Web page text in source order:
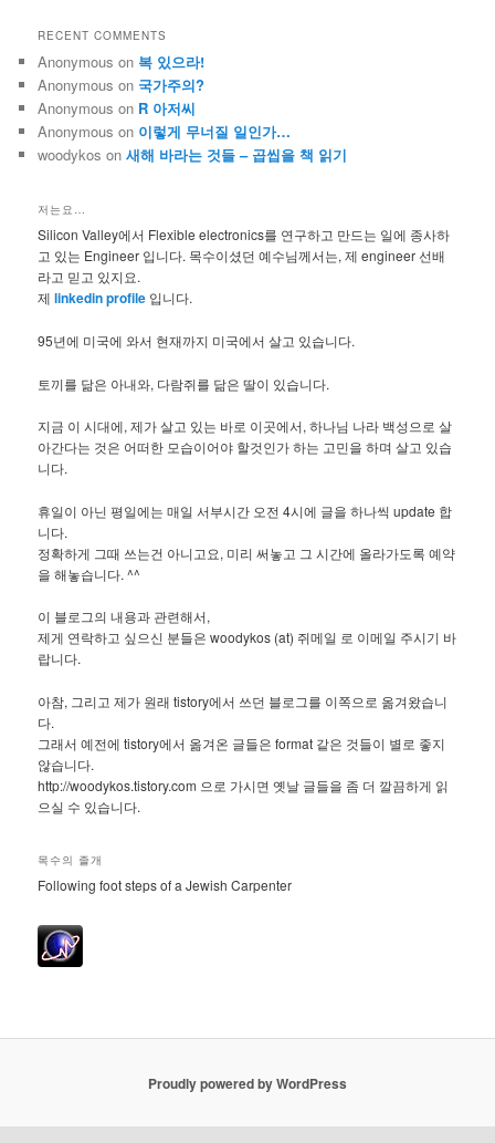
RECENT COMMENTS
Anonymous on 복 있으라!
Anonymous on 국가주의?
Anonymous on R 아저씨
Anonymous on 이렇게 무너질 일인가…
woodykos on새해 바라는 것들 – 곱씹을 책 읽기
저는요…
Silicon Valley에서 Flexible electronics를 연구하고 만드는 일에 종사하
고 있는 Engineer 입니다. 목수이셨던 예수님께서는, 제 engineer 선배
라고 믿고 있지요.
제linkedin profile 입니다.
95년에 미국에 와서 현재까지 미국에서 살고 있습니다.
토끼를 닮은 아내와, 다람쥐를 닮은 딸이 있습니다.
지금 이 시대에, 제가 살고 있는 바로 이곳에서, 하나님 나라 백성으로 살
아간다는 것은 어떠한 모습이어야 할것인가 하는 고민을 하며 살고 있습
니다.
휴일이 아닌 평일에는 매일 서부시간 오전 4시에 글을 하나씩 update 합
니다.
정확하게 그때 쓰는건 아니고요, 미리 써놓고 그 시간에 올라가도록 예약
을 해놓습니다. ^^
이 블로그의 내용과 관련해서,
제게 연락하고 싶으신 분들은 woodykos (at) 쥐메일 로 이메일 주시기 바
랍니다.
아참, 그리고 제가 원래 tistory에서 쓰던 블로그를 이쪽으로 옮겨왔습니
다.
그래서 예전에 tistory에서 옮겨온 글들은 format 같은 것들이 별로 좋지
않습니다.
http://woodykos.tistory.com 으로 가시면 옛날 글들을 좀 더 깔끔하게 읽
으실 수 있습니다.
목수의 졸개
Following foot steps of a Jewish Carpenter
Proudly powered by WordPress